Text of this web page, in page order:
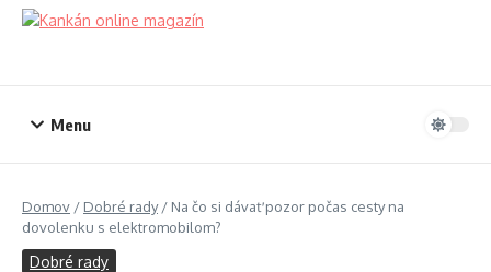
Menu
Domov / Dobré rady/ Na čo si dávať pozor počas cesty na
dovolenku s elektromobilom?
Dobré rady